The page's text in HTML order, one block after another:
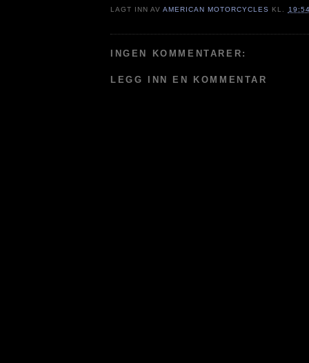
LAGT INN AVAMERICAN MOTORCYCLES KL.
INGEN KOMMENTARER:
LEGG INN EN KOMMENTAR